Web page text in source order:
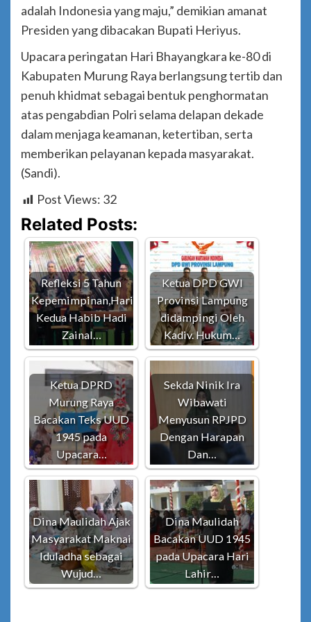
adalah Indonesia yang maju,” demikian amanat
Presiden yang dibacakan Bupati Heriyus.
Upacara peringatan Hari Bhayangkara ke-80 di
Kabupaten Murung Raya berlangsung tertib dan
penuh khidmat sebagai bentuk penghormatan
atas pengabdian Polri selama delapan dekade
dalam menjaga keamanan, ketertiban, serta
memberikan pelayanan kepada masyarakat.
(Sandi).
Post Views: 32
Related Posts:
Refleksi 5 Tahun
Kepemimpinan,Hari
Kedua Habib Hadi
Zainal…
Ketua DPD GWI
Provinsi Lampung
didampingi Oleh
Kadiv. Hukum…
Ketua DPRD
Murung Raya
Bacakan Teks UUD
1945 pada
Upacara…
Sekda Ninik Ira
Wibawati
Menyusun RPJPD
Dengan Harapan
Dan…
Dina Maulidah Ajak
Masyarakat Maknai
Iduladha sebagai
Wujud…
Dina Maulidah
Bacakan UUD 1945
pada Upacara Hari
Lahir…